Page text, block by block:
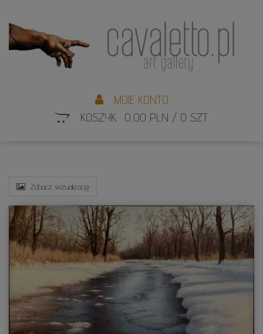
MOJE KONTO
KOSZYK: 0,00 PLN / 0 SZT.
Zobacz wizualizację